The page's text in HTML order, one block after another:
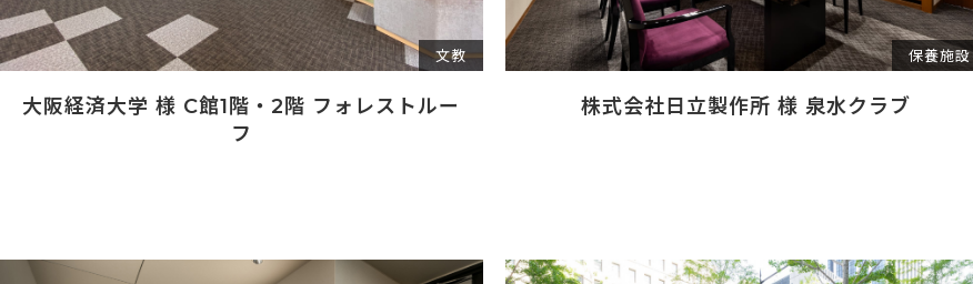
文教
大阪経済大学 様 C館1階・2階 フォレストルー
フ
保養施設
株式会社日立製作所 様 泉水クラブ